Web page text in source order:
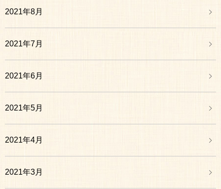
2021年8月
2021年7月
2021年6月
2021年5月
2021年4月
2021年3月